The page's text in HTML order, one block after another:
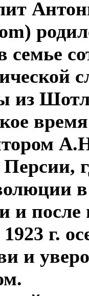
семье
из
в
и после
г.
и